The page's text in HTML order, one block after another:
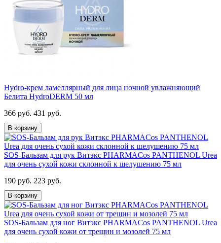
Hydro-крем ламеллярный для лица ночной увлажняющий
Белита HydroDERM 50 мл
366 руб. 431 руб.
В корзину
SOS-Бальзам для рук Витэкс PHARMACos PANTHENOL Urea
для очень сухой кожи склонной к шелушению 75 мл
190 руб. 223 руб.
В корзину
SOS-Бальзам для ног Витэкс PHARMACos PANTHENOL Urea
для очень сухой кожи от трещин и мозолей 75 мл